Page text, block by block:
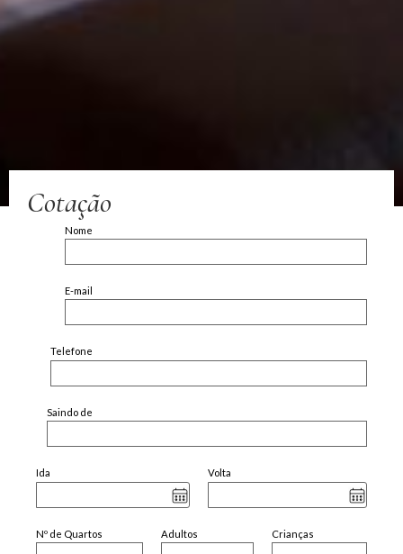
Cotação
Nome
E-mail
Telefone
Saindo de
Ida Volta
Nº de Quartos Adultos Crianças